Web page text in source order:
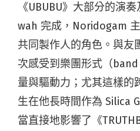
《UBUBU》大部分的演
wah 完成，Noridogam
共同製作人的角色。與友
次感受到樂團形式（
量與驅動力；尤其這樣的
生在他長時間作為 Silica
當直接地影響了《